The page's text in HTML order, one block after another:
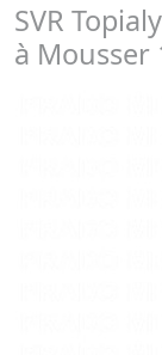
SVR
à Mousser